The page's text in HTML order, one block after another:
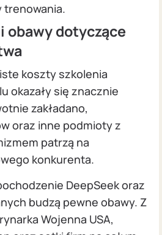
trenowania.
obawy dotyczące
koszty szkolenia
okazały się znacznie
zakładano,
oraz inne podmioty z
patrzą na
konkurenta.
DeepSeek oraz
budzą pewne obawy. Z
Wojenna USA,